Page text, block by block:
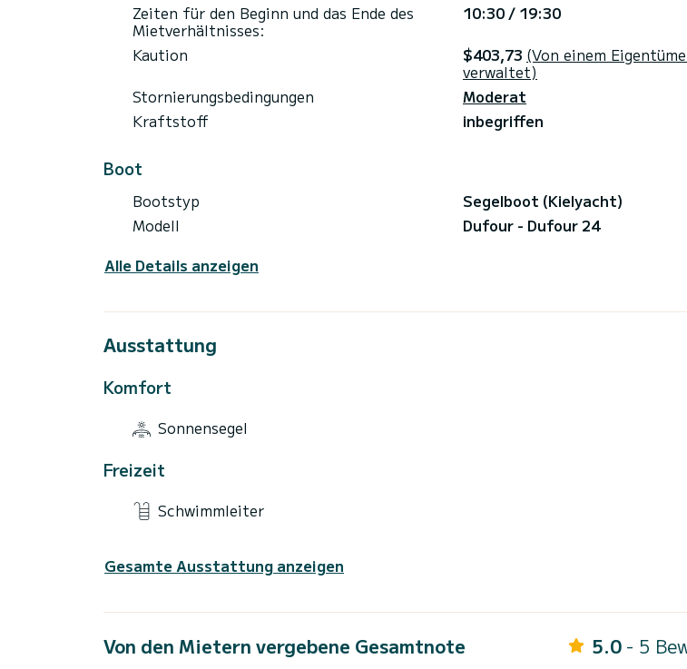
Zeiten für den Beginn und das Ende des
Mietverhältnisses:
10:30 / 19:30
Kaution
$403,73 (Von einem
verwaltet)
Stornierungsbedingungen
Moderat
Kraftstoff
inbegriffen
Boot
Bootstyp
Segelboot (Kielyacht)
Modell
Dufour - Dufour 24
Alle Details anzeigen
Ausstattung
Komfort
Sonnensegel
Freizeit
Schwimmleiter
Gesamte Ausstattung anzeigen
Von den Mietern vergebene Gesamtnote 5.0 - 5